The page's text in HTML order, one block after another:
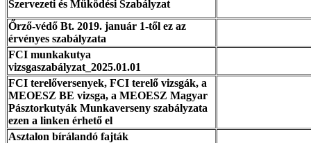
Szervezeti és Működési Szabályzat
Őrző-védő Bt. 2019. január 1-től ez az
érvényes szabályzata
FCI munkakutya
vizsgaszabályzat_2025.01.01
FCI terelőversenyek, FCI terelő vizsgák, a
MEOESZ BE vizsga, a MEOESZ Magyar
Pásztorkutyák Munkaverseny szabályzata
ezen a linken érhető el
Asztalon bírálandó fajták